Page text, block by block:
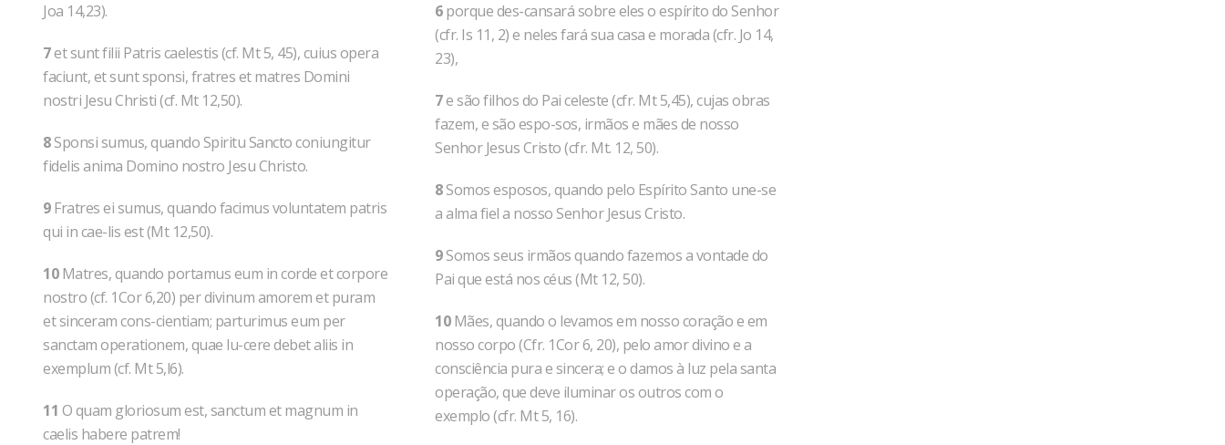
Joa 14,23).
7et sunt filii Patris caelestis (cf. Mt 5, 45), cuius opera
faciunt, et sunt sponsi, fratres et matres Domini
nostri Jesu Christi (cf. Mt 12,50).
8Sponsi sumus, quando Spiritu Sancto coniungitur
fidelis anima Domino nostro Jesu Christo.
9Fratres ei sumus, quando facimus voluntatem patris
qui in cae-lis est (Mt 12,50).
10Matres, quando portamus eum in corde et corpore
nostro (cf. 1Cor 6,20) per divinum amorem et puram
et sinceram cons-cientiam; parturimus eum per
sanctam operationem, quae lu-cere debet aliis in
exemplum (cf. Mt 5,l6).
11 O quam gloriosum est, sanctum et magnum in
caelis habere patrem!
6porque des-cansará sobre eles o espírito do Senhor
(cfr. Is 11, 2) e neles fará sua casa e morada (cfr. Jo 14,
23),
7e são filhos do Pai celeste (cfr. Mt 5,45), cujas obras
fazem, e são espo-sos, irmãos e mães de nosso
Senhor Jesus Cristo (cfr. Mt. 12, 50).
8Somos esposos, quando pelo Espírito Santo une-se
a alma fiel a nosso Senhor Jesus Cristo.
9Somos seus irmãos quando fazemos a vontade do
Pai que está nos céus (Mt 12, 50).
10Mães, quando o levamos em nosso coração e em
nosso corpo (Cfr. 1Cor 6, 20), pelo amor divino e a
consciência pura e sincera; e o damos à luz pela santa
operação, que deve iluminar os outros com o
exemplo (cfr. Mt 5, 16).